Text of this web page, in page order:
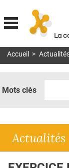
La
MON COMPTE
DOSSIERS
RÉSEAUX
Accueil >
Mots clés
Actualités